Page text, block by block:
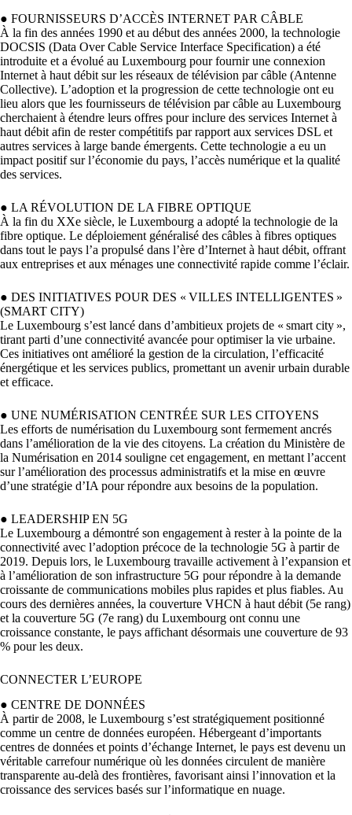
● FOURNISSEURS D’ACCÈS INTERNET PAR CÂBLE
À la fin des années 1990 et au début des années 2000, la technologie
DOCSIS (Data Over Cable Service Interface Specification) a été
introduite et a évolué au Luxembourg pour fournir une connexion
Internet à haut débit sur les réseaux de télévision par câble (Antenne
Collective). L’adoption et la progression de cette technologie ont eu
lieu alors que les fournisseurs de télévision par câble au Luxembourg
cherchaient à étendre leurs offres pour inclure des services Internet à
haut débit afin de rester compétitifs par rapport aux services DSL et
autres services à large bande émergents. Cette technologie a eu un
impact positif sur l’économie du pays, l’accès numérique et la qualité
des services.
● LA RÉVOLUTION DE LA FIBRE OPTIQUE
À la fin du XXe siècle, le Luxembourg a adopté la technologie de la
fibre optique. Le déploiement généralisé des câbles à fibres optiques
dans tout le pays l’a propulsé dans l’ère d’Internet à haut débit, offrant
aux entreprises et aux ménages une connectivité rapide comme l’éclair.
● DES INITIATIVES POUR DES « VILLES INTELLIGENTES »
(SMART CITY)
Le Luxembourg s’est lancé dans d’ambitieux projets de « smart city »,
tirant parti d’une connectivité avancée pour optimiser la vie urbaine.
Ces initiatives ont amélioré la gestion de la circulation, l’efficacité
énergétique et les services publics, promettant un avenir urbain durable
et efficace.
● UNE NUMÉRISATION CENTRÉE SUR LES CITOYENS
Les efforts de numérisation du Luxembourg sont fermement ancrés
dans l’amélioration de la vie des citoyens. La création du Ministère de
la Numérisation en 2014 souligne cet engagement, en mettant l’accent
sur l’amélioration des processus administratifs et la mise en œuvre
d’une stratégie d’IA pour répondre aux besoins de la population.
● LEADERSHIP EN 5G
Le Luxembourg a démontré son engagement à rester à la pointe de la
connectivité avec l’adoption précoce de la technologie 5G à partir de
2019. Depuis lors, le Luxembourg travaille activement à l’expansion et
à l’amélioration de son infrastructure 5G pour répondre à la demande
croissante de communications mobiles plus rapides et plus fiables. Au
cours des dernières années, la couverture VHCN à haut débit (5e rang)
et la couverture 5G (7e rang) du Luxembourg ont connu une
croissance constante, le pays affichant désormais une couverture de 93
% pour les deux.
CONNECTER L’EUROPE
● CENTRE DE DONNÉES
À partir de 2008, le Luxembourg s’est stratégiquement positionné
comme un centre de données européen. Hébergeant d’importants
centres de données et points d’échange Internet, le pays est devenu un
véritable carrefour numérique où les données circulent de manière
transparente au-delà des frontières, favorisant ainsi l’innovation et la
croissance des services basés sur l’informatique en nuage.